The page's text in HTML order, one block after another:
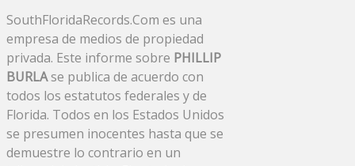
SouthFloridaRecords.Com es una
empresa de medios de propiedad
privada. Este informe sobre PHILLIP
BURLAse publica de acuerdo con
todos los estatutos federales y de
Florida. Todos en los Estados Unidos
se presumen inocentes hasta que se
demuestre lo contrario en un